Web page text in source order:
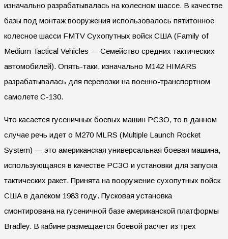
изначально разрабатывалась на колесном шассе. В качестве
базы под монтаж вооружения использовалось пятитонное
колесное шасси FMTV Сухопутных войск США (Family of
Medium Tactical Vehicles — Семейство средних тактических
автомобилей). Опять-таки, изначально M142 HIMARS
разрабатывалась для перевозки на военно-транспортном
самолете С-130.
Что касается гусеничных боевых машин РСЗО, то в данном
случае речь идет о M270 MLRS (Multiple Launch Rocket
System) — это американская универсальная боевая машина,
использующаяся в качестве РСЗО и установки для запуска
тактических ракет. Принята на вооружение сухопутных войск
США в далеком 1983 году. Пусковая установка
смонтирована на гусеничной базе американской платформы
Bradley. В кабине размещается боевой расчет из трех